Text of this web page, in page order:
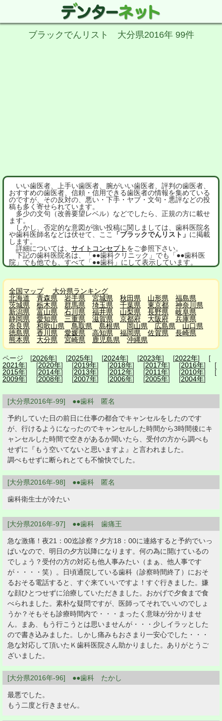
ブラックでんリスト 大分県2016年 99件
いい歯医者、上手い歯医者、腕がいい歯医者、評判の歯医者、
おすすめの歯医者、信頼・信用できる歯医者の情報を集めている
のですが、その反対の、悪い・下手・ヤブ・文句・悪評などの投
稿も多く寄せられています。
多少の文句（改善要望レベル）などでしたら、正規の方に載せ
ます。
しかし、否定的な意図が強い投稿に関しましては、歯科医院名
や歯科医師名などは伏せて、ここ
「ブラックでんリスト」 に掲載
します。
詳細については、 サイトコンセプト をご参照下さい。
下記の歯科医院名は、「●●歯科クリニック」でも「●●歯科医
院」でも他でも、すべて「●●歯科」にして表示しています。
全国マップ
大分県ランキング
北海道
青森県 岩手県 宮城県 秋田県 山形県
福島県
茨城県
栃木県 群馬県 埼玉県 千葉県 東京都
神奈川県
新潟県
富山県 石川県 福井県 山梨県 長野県
岐阜県
静岡県
愛知県 三重県 滋賀県 京都府 大阪府
兵庫県
奈良県
和歌山県 鳥取県 島根県 岡山県 広島県
山口県
徳島県
香川県 愛媛県 高知県 福岡県 佐賀県
長崎県
熊本県
大分県 宮崎県 鹿児島県 沖縄県
ページ [2026年] [2025年] [2024年] [2023年] [2022年] [
2021年] [2020年] [2019年] [2018年] [2017年] [2016年] [
2015年] [2014年] [2013年] [2012年] [2011年] [2010年] [
2009年] [2008年] [2007年] [2006年] [2005年] [2004年]
[大分県2016年-99] ●●歯科 匿名
予約していた日の前日に仕事の都合でキャンセルをしたのです
が、行けるようになったのでキャンセルした時間から3時間後にキ
ャンセルした時間で空きがあるか聞いたら、受付の方から調べも
せずに『もう空いてないと思いますよ』と言われました。
調べもせずに断られとても不愉快でした。
[大分県2016年-98] ●●歯科 匿名
歯科衛生士が冷たい
[大分県2016年-97] ●●歯科 歯痛王
急な激痛！夜21：00迄診察？夕方18：00に連絡すると予約でいっ
ぱいなので、明日の夕方以降になります。何の為に開けているの
でしょう？受付の方の対応も他人事みたい（まぁ、他人事です
が・・・・笑）。日頃通院している歯科（診察時間終了）におそ
るおそる電話すると、すぐ来ていいですよ！すぐ行きました。嫌
な顔ひとつせずに治療していただきました。おかげで夕食まで食
べられました。素朴な疑問ですが、医師ってそれでいいのでしょ
うか？そもそも診療時間内で・・・まったく意味が分かりませ
ん。まあ、もう行こうとは思いませんが・・・少しイラッとした
ので書き込みました。しかし痛みもおさまり一安心でした・・・
急な対応して頂いたＫ歯科医院さん助かりました。ありがとうご
ざいました。
[大分県2016年-96] ●●歯科 たかし
最悪でした。
もう二度と行きません。